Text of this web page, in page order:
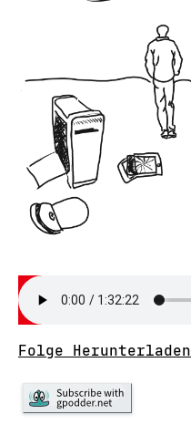
Folge Herunterladen